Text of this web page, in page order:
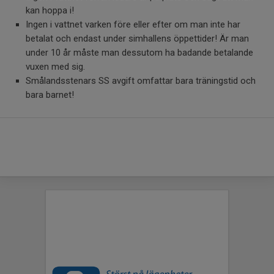
kan hoppa i!
Ingen i vattnet varken före eller efter om man inte har
betalat och endast under simhallens öppettider! Är man
under 10 år måste man dessutom ha badande betalande
vuxen med sig.
Smålandsstenars SS avgift omfattar bara träningstid och
bara barnet!